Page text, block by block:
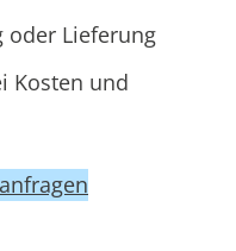
oder Lieferung
Kosten und